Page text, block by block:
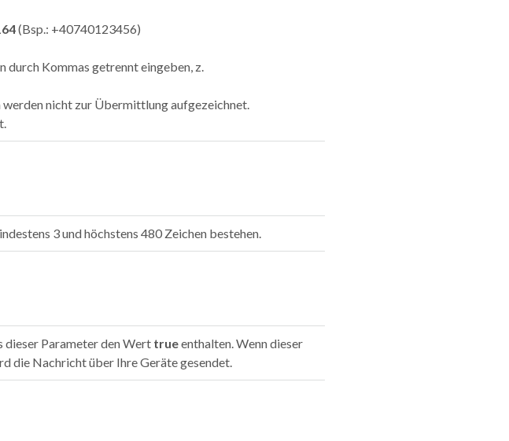
(Bsp.: +40740123456)
durch Kommas getrennt eingeben, z.
nicht zur Übermittlung aufgezeichnet.
3 und höchstens 480 Zeichen bestehen.
dieser Parameter den Wert trueenthalten. Wenn dieser
die Nachricht über Ihre Geräte gesendet.